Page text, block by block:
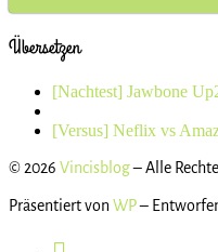
Übersetzen
Beitragsnavigation
Vorheriger
[Nachtest] Jawbone
zur
Nächster
[Versus] Neflix vs
© 2026 Vincisblog– Alle
Präsentiert von WP–